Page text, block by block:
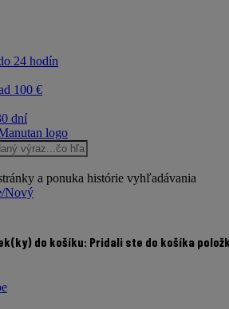
24 hodín
100 €
dní
a ponuka histórie vyhľadávania
Nový
do košíku: Pridali ste do košíka